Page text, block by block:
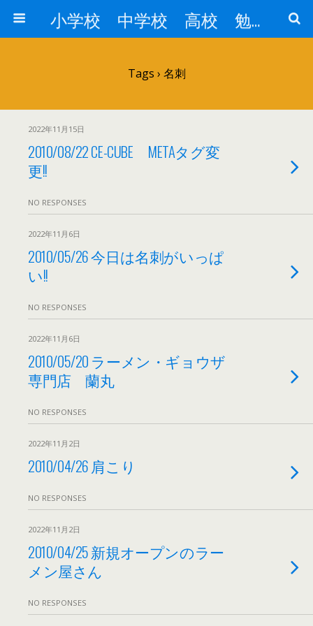
小学校 中学校 高校 勉強対策
Tags › 名刺
2022年11月15日
2010/08/22 CE-CUBE METAタグ変
更!!
NO RESPONSES
2022年11月6日
2010/05/26 今日は名刺がいっぱ
い!!
NO RESPONSES
2022年11月6日
2010/05/20 ラーメン・ギョウザ
専門店 蘭丸
NO RESPONSES
2022年11月2日
2010/04/26 肩こり
NO RESPONSES
2022年11月2日
2010/04/25 新規オープンのラー
メン屋さん
NO RESPONSES